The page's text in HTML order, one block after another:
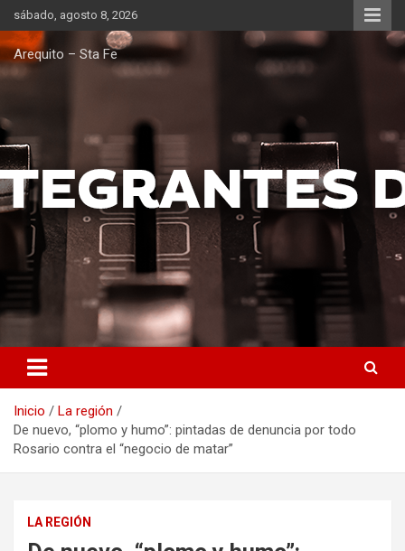
Saltar
al
contenido
sábado, agosto 8, 2026
Arequito – Sta Fe
Inicio
La región
De nuevo, “plomo y humo”: pintadas de denuncia por todo
Rosario contra el “negocio de matar”
LA REGIÓN